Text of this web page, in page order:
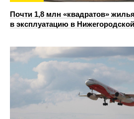
Почти 1,8 млн «квадратов»
в эксплуатацию в